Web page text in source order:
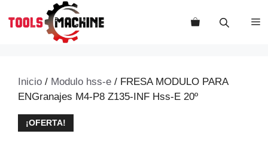
Inicio / Modulo hss-e / FRESA MODULO PARA
ENGranajes M4-P8 Z135-INF Hss-E 20º
¡OFERTA!